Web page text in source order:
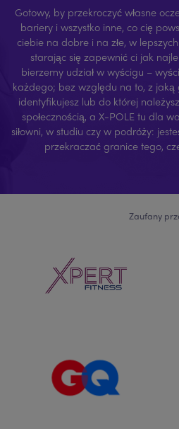
Gotowy, by przekroczyć własne
bariery i wszystko inne, co cię
ciebie na dobre i na złe, w
starając się zapewnić ci jak
bierzemy udział w wyścigu –
każdego; bez względu na to, z jaką
identyfikujesz lub do której
społecznością, a X-POLE tu dla
siłowni, w studiu czy w podróży:
przekraczać granice tego,
Zaufany